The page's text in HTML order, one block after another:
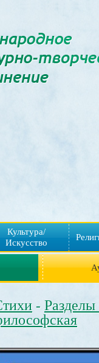
Культура/
Искусство
- Разделы